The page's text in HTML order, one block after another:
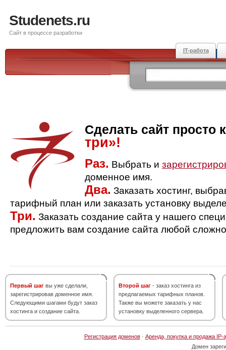
Studenets.ru
Сайт в процессе разработки
IT-работа
Сделать сайт просто
три»!
Раз. Выбрать и
доменное имя.
Два. Заказать хостинг,
тарифный план или заказать установку
Три. Заказать создание сайта у нашего
предложить вам создание сайта любой
Первый шаг вы уже сделали,
зарегистрировав доменное имя.
Следующими шагами будут заказ
хостинга и создание сайта.
Второй шаг - заказ хостинга из
предлагаемых тарифных планов.
Также вы можете заказать у нас
установку выделенного сервера.
Регистрация доменов· Аренда, покупка и продажа IP-
Домен